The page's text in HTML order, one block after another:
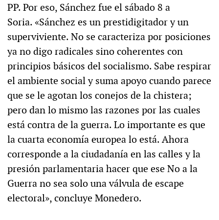
PP. Por eso, Sánchez fue el sábado 8 a
Soria. «Sánchez es un prestidigitador y un
superviviente. No se caracteriza por posiciones
ya no digo radicales sino coherentes con
principios básicos del socialismo. Sabe respirar
el ambiente social y suma apoyo cuando parece
que se le agotan los conejos de la chistera;
pero dan lo mismo las razones por las cuales
está contra de la guerra. Lo importante es que
la cuarta economía europea lo está. Ahora
corresponde a la ciudadanía en las calles y la
presión parlamentaria hacer que ese No a la
Guerra no sea solo una válvula de escape
electoral», concluye Monedero.